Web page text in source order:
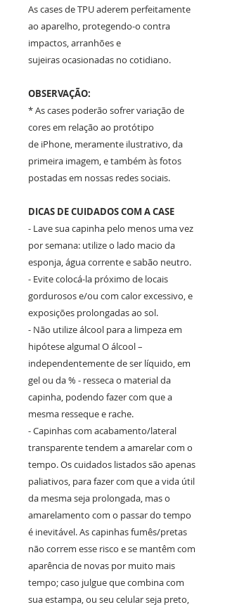
As cases de TPU aderem perfeitamente
ao aparelho, protegendo-o contra
impactos, arranhões e
sujeiras ocasionadas no cotidiano.
OBSERVAÇÃO:
* As cases poderão sofrer variação de
cores em relação ao protótipo
de iPhone, meramente ilustrativo, da
primeira imagem, e também às fotos
postadas em nossas redes sociais.
DICAS DE CUIDADOS COM A CASE
- Lave sua capinha pelo menos uma vez
por semana: utilize o lado macio da
esponja, água corrente e sabão neutro.
- Evite colocá-la próximo de locais
gordurosos e/ou com calor excessivo, e
exposições prolongadas ao sol.
- Não utilize álcool para a limpeza em
hipótese alguma! O álcool –
independentemente de ser líquido, em
gel ou da % - resseca o material da
capinha, podendo fazer com que a
mesma resseque e rache.
- Capinhas com acabamento/lateral
transparente tendem a amarelar com o
tempo. Os cuidados listados são apenas
paliativos, para fazer com que a vida útil
da mesma seja prolongada, mas o
amarelamento com o passar do tempo
é inevitável. As capinhas fumês/pretas
não correm esse risco e se mantêm com
aparência de novas por muito mais
tempo; caso julgue que combina com
sua estampa, ou seu celular seja preto,